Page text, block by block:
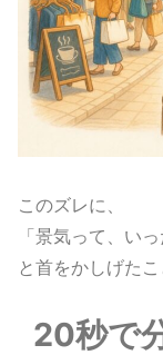
このズレに、
「景気って、い
と首をかしげたこ
20秒で